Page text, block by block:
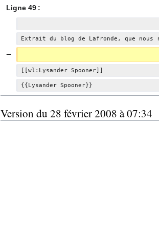
s
i
a
t
i
Ligne 49 :
Extrait du blog de Lafronde, que nous
[[wl:Lysander Spooner]]
{{Lysander Spooner}}
Version du 28 février 2008 à 07:34